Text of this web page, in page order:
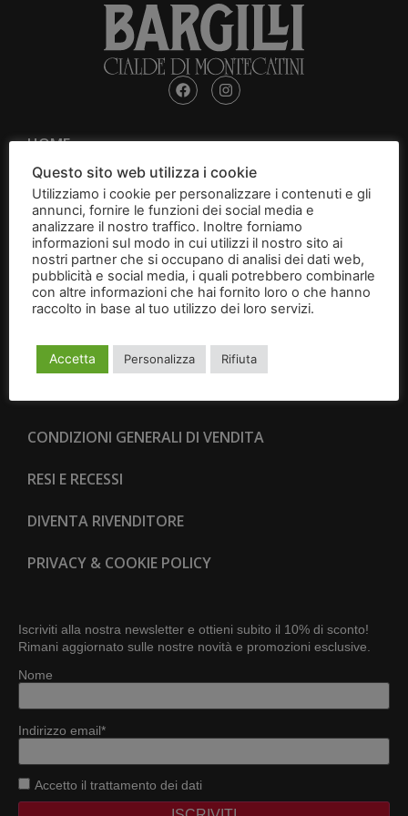
HOME
ABOUT
CIALDE DI MONTECATINI
CANTUCCI
BRIGIDINI
IDEE REGALO
CONDIZIONI GENERALI DI VENDITA
RESI E RECESSI
DIVENTA RIVENDITORE
PRIVACY & COOKIE POLICY
Iscriviti alla nostra newsletter e ottieni subito il 10% di sconto!
Rimani aggiornato sulle nostre novità e promozioni esclusive.
Nome
Indirizzo email*
Accetto il trattamento dei dati
Questo sito web utilizza i cookie
Utilizziamo i cookie per personalizzare i contenuti e gli
annunci, fornire le funzioni dei social media e
analizzare il nostro traffico. Inoltre forniamo
informazioni sul modo in cui utilizzi il nostro sito ai
nostri partner che si occupano di analisi dei dati web,
pubblicità e social media, i quali potrebbero combinarle
con altre informazioni che hai fornito loro o che hanno
raccolto in base al tuo utilizzo dei loro servizi.
Accetta Personalizza Rifiuta